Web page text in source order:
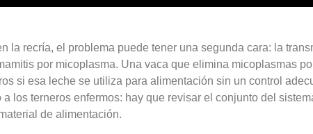
la recría, el problema puede tener una segunda cara: la
por micoplasma. Una vaca que elimina micoplasmas
si esa leche se utiliza para alimentación sin un control
los terneros enfermos: hay que revisar el conjunto del
de alimentación.